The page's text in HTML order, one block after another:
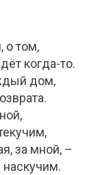
о том,
когда-то.
дом,
за мной, –